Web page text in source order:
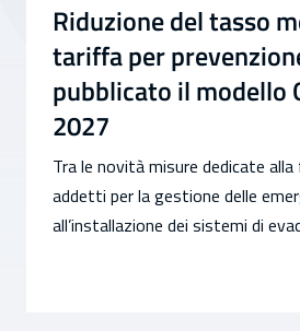
Riduzione del tasso
tariffa per
pubblicato il modello
2027
Tra le novità misure dedicate
addetti per la gestione delle
all’installazione dei sistemi di